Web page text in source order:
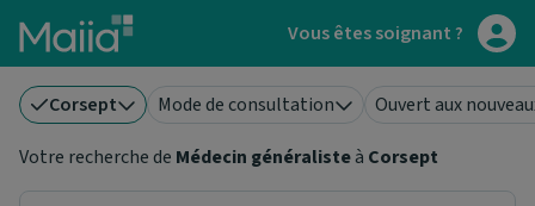
Aller au contenu principal Vous êtes soignant ?
Corsept Mode de consultation
Ouvert aux
Votre recherche de Médecin généralisteà Corsept